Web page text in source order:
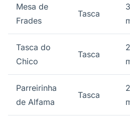
Mesa de
Frades
Tasca
Tasca do
Chico
Tasca
Parreirinha
de Alfama
Tasca